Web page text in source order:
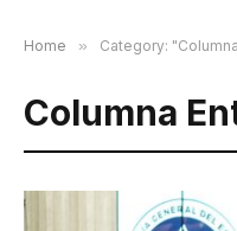
Home » Category:
Columna